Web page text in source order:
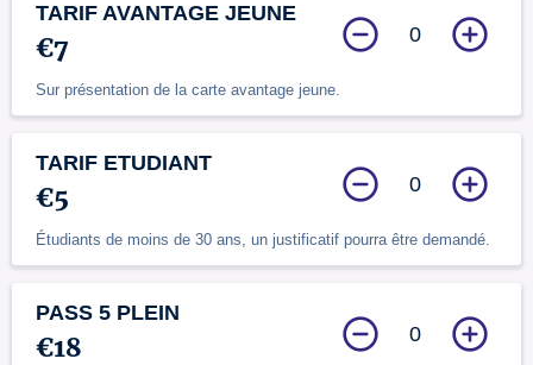
TARIF AVANTAGE JEUNE
€7
Sur présentation de la carte avantage jeune.
0
TARIF ETUDIANT
€5
Étudiants de moins de 30 ans, un justificatif pourra être demandé.
0
PASS 5 PLEIN
€18 0